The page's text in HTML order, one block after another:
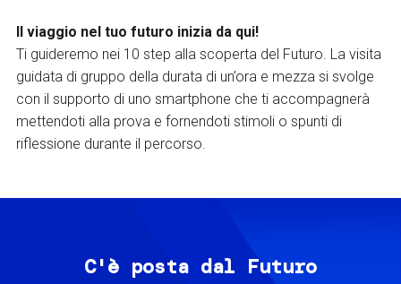
Il viaggio nel tuo futuro inizia da qui!
Ti guideremo nei 10 step alla scoperta del Futuro. La visita
guidata di gruppo della durata di un’ora e mezza si svolge
con il supporto di uno smartphone che ti accompagnerà
mettendoti alla prova e fornendoti stimoli o spunti di
riflessione durante il percorso.
C'è posta dal Futuro